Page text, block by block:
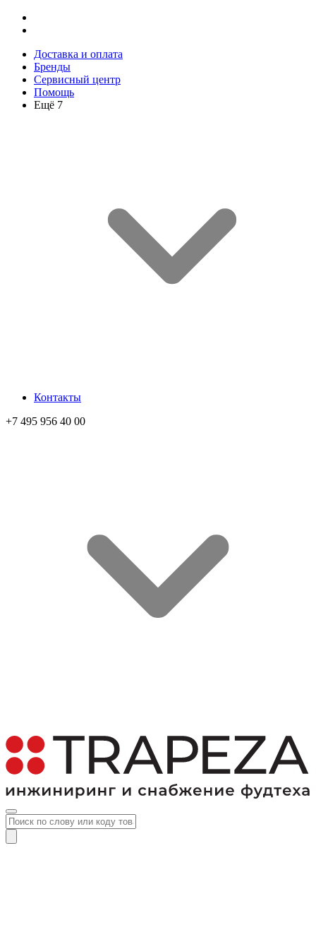
Доставка и оплата
Бренды
Сервисный центр
Помощь
Ещё 7
Контакты
+7 495 956 40 00